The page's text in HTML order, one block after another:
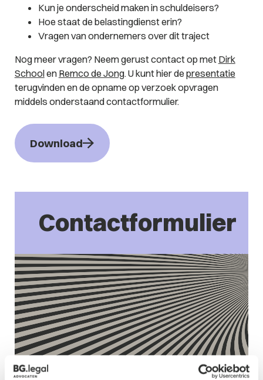
Kun je onderscheid maken in schuldeisers?
Hoe staat de belastingdienst erin?
Vragen van ondernemers over dit traject
Nog meer vragen? Neem gerust contact op met Dirk
Schoolen Remco de Jong. U kunt hier de presentatie
terugvinden en de opname op verzoek opvragen
middels onderstaand contactformulier.
Download
Contactformulier